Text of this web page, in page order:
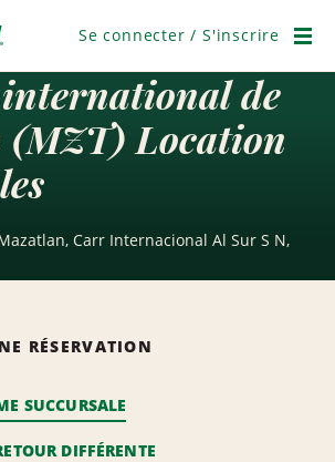
Se connecter / S'inscrire
de
Location
Carr Internacional Al Sur S N,
RÉSERVATION
SUCCURSALE
DIFFÉRENTE